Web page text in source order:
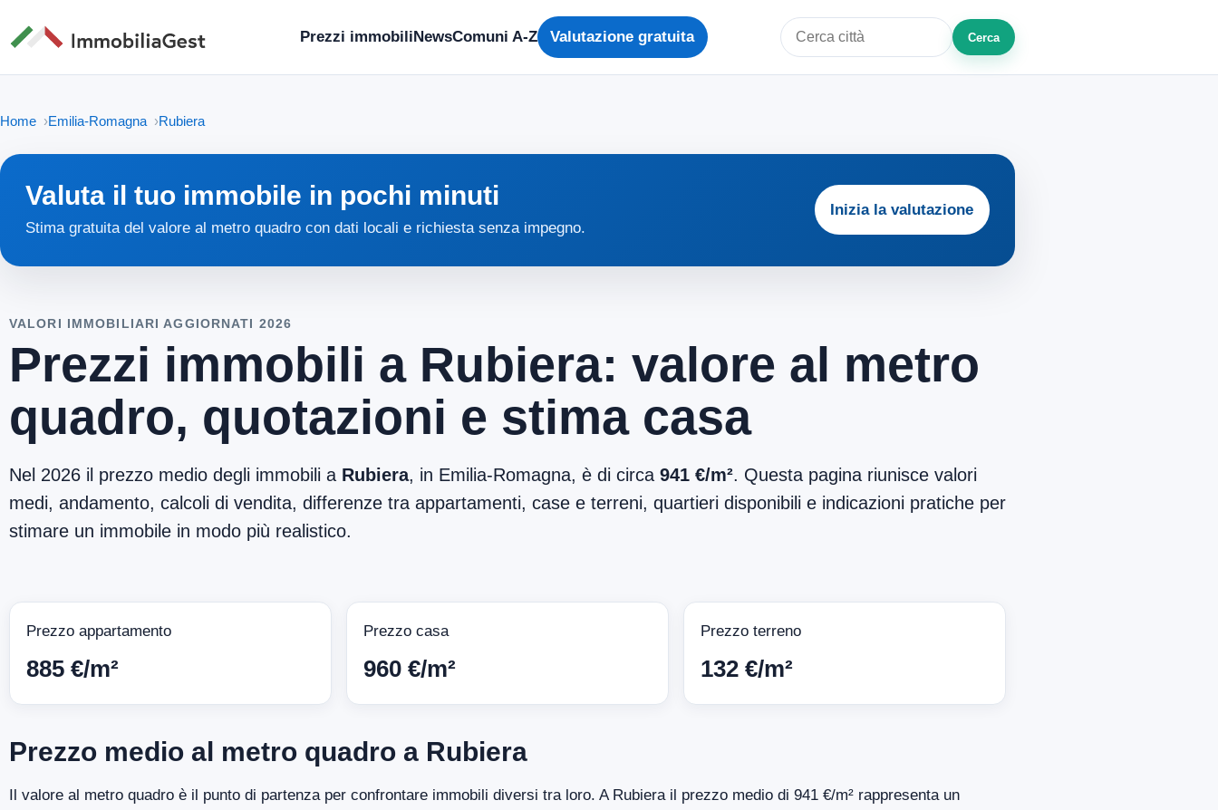
Prezzi immobiliNewsComuni A-Z Valutazione gratuita
Cerca città o zona
Cerca
Home Emilia-Romagna Rubiera
Valuta il tuo immobile in pochi minuti
Stima gratuita del valore al metro quadro con dati locali e richiesta senza impegno.
Inizia la valutazione
VALORI IMMOBILIARI AGGIORNATI 2026
Prezzi immobili a Rubiera: valore al metro
quadro, quotazioni e stima casa
Nel 2026 il prezzo medio degli immobili a Rubiera, in Emilia-Romagna, è di circa 941 €/m². Questa pagina riunisce valori
medi, andamento, calcoli di vendita, differenze tra appartamenti, case e terreni, quartieri disponibili e indicazioni pratiche per
stimare un immobile in modo più realistico.
Prezzo appartamento
885 €/m²
Prezzo casa
960 €/m²
Prezzo terreno
132 €/m²
Prezzo medio al metro quadro a Rubiera
Il valore al metro quadro è il punto di partenza per confrontare immobili diversi tra loro. A Rubiera il prezzo medio di 941 €/m² rappresenta un